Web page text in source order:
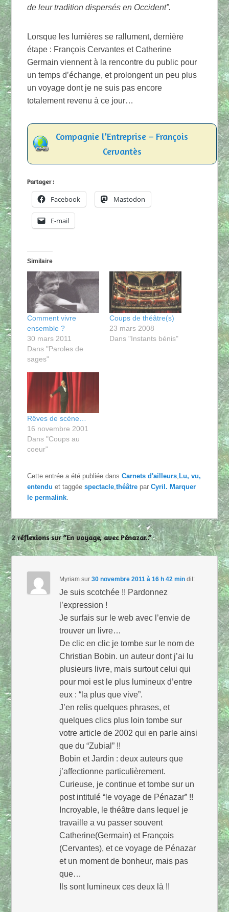
de leur tradition dispersés en Occident”.
Lorsque les lumières se rallument, dernière
étape : François Cervantes et Catherine
Germain viennent à la rencontre du public pour
un temps d’échange, et prolongent un peu plus
un voyage dont je ne suis pas encore
totalement revenu à ce jour…
Compagnie l’Entreprise – François
Cervantès
Partager :
Facebook Mastodon
E-mail
Similaire
Comment vivre
ensemble ?
30 mars 2011
Dans "Paroles de
sages"
Coups de théâtre(s)
23 mars 2008
Dans "Instants bénis"
Rêves de scène…
16 novembre 2001
Dans "Coups au
coeur"
Cette entrée a été publiée dansCarnets d'ailleurs Lu, vu,
entendu et taggéespectacle ,théâtre parCyril. Marquer
lepermalink
2 réflexions sur “En voyage, avec Pénazar..”
Myriam sur30 novembre 2011 à 16 h 42 min dit:
Je suis scotchée !! Pardonnez
l’expression !
Je surfais sur le web avec l’envie de
trouver un livre…
De clic en clic je tombe sur le nom de
Christian Bobin. un auteur dont j’ai lu
plusieurs livre, mais surtout celui qui
pour moi est le plus lumineux d’entre
eux : “la plus que vive”.
J’en relis quelques phrases, et
quelques clics plus loin tombe sur
votre article de 2002 qui en parle ainsi
que du “Zubial” !!
Bobin et Jardin : deux auteurs que
j’affectionne particulièrement.
Curieuse, je continue et tombe sur un
post intitulé “le voyage de Pénazar” !!
Incroyable, le théâtre dans lequel je
travaille a vu passer souvent
Catherine(Germain) et François
(Cervantes), et ce voyage de Pénazar
et un moment de bonheur, mais pas
que…
Ils sont lumineux ces deux là !!